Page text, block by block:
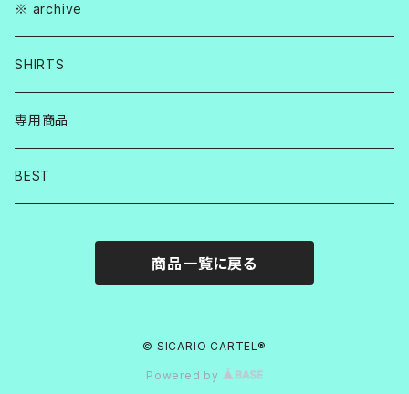
※ archive
SHIRTS
専用商品
BEST
商品一覧に戻る
© SICARIO CARTEL®︎
Powered by